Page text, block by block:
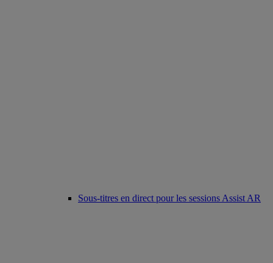
Sous-titres en direct pour les sessions Assist AR